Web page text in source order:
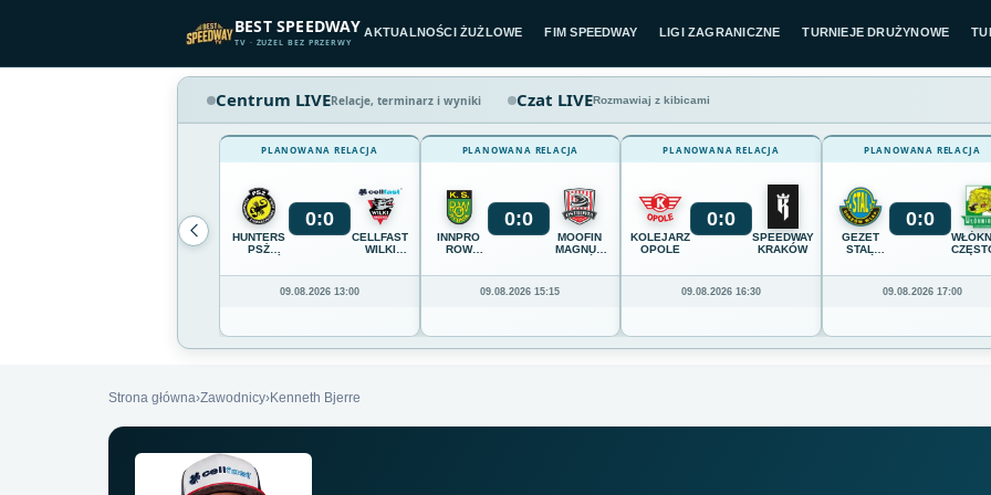
BEST SPEEDWAY
TV · ŻUŻEL BEZ PRZERWY
AKTUALNOŚCI ŻUŻLOWE FIM SPEEDWAY LIGI ZAGRANICZNE TURNIEJE DRUŻYNOWE
Centrum LIVERelacje, terminarz i wyniki Czat LIVERozmawiaj z kibicami
PLANOWANA RELACJA
HUNTERS
PSŻ
0:0
CELLFAST
WILKI
09.08.2026 13:00
PLANOWANA RELACJA
INNPRO
ROW
0:0
MOOFIN
MAGNUS
WIELKOPOLSKI
09.08.2026 15:15
PLANOWANA RELACJA
KOLEJARZ
OPOLE
0:0
SPEEDWAY
KRAKÓW
09.08.2026 16:30
PLANOWANA RELACJA
GEZET
STAL
0:0
09.08.2026 17:00
Strona główna›Zawodnicy›Kenneth Bjerre